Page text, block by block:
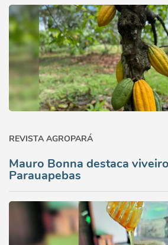
REVISTA AGROPARÁ
Mauro Bonna destaca
Parauapebas